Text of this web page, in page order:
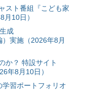
スト番組『こども家
10日）
成
実施（2026年8月
か？ 特設サイト
年8月10日）
習ポートフォリオ